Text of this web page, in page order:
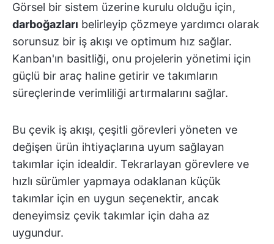
Görsel bir sistem üzerine kurulu olduğu için,
darboğazları belirleyip çözmeye yardımcı olarak
sorunsuz bir iş akışı ve optimum hız sağlar.
Kanban'ın basitliği, onu projelerin yönetimi için
güçlü bir araç haline getirir ve takımların
süreçlerinde verimliliği artırmalarını sağlar.
Bu çevik iş akışı, çeşitli görevleri yöneten ve
değişen ürün ihtiyaçlarına uyum sağlayan
takımlar için idealdir. Tekrarlayan görevlere ve
hızlı sürümler yapmaya odaklanan küçük
takımlar için en uygun seçenektir, ancak
deneyimsiz çevik takımlar için daha az
uygundur.